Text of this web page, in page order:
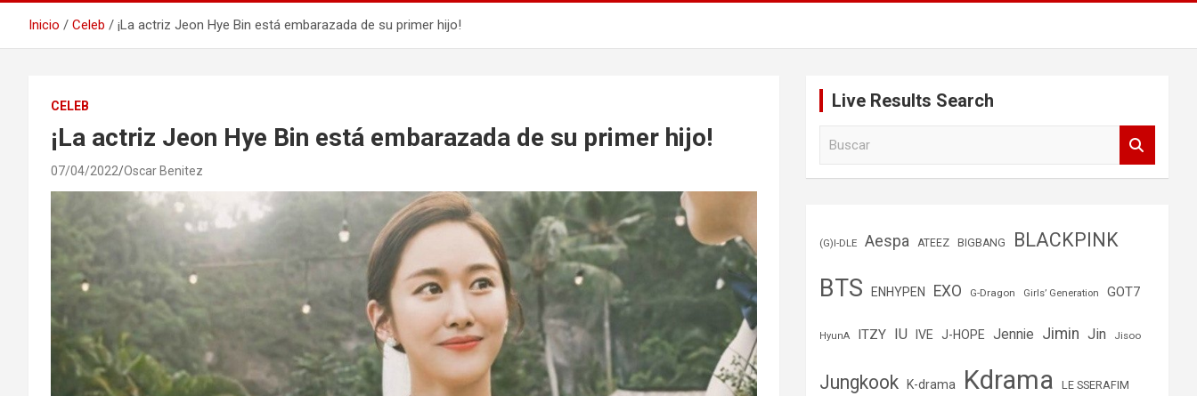
Inicio Celeb ¡La actriz Jeon Hye Bin está embarazada de su primer hijo!
CELEB
¡La actriz Jeon Hye Bin está embarazada de su primer hijo!
07/04/2022 Oscar Benitez
Live Results Search
(G)I-DLE Aespa ATEEZ BIGBANG BLACKPINK
BTS ENHYPEN EXO G-Dragon Girls’ Generation GOT7
HyunA ITZY IU IVE J-HOPE Jennie Jimin Jin Jisoo
Jungkook K-drama Kdrama LE SSERAFIM